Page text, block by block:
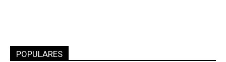
POPULARES